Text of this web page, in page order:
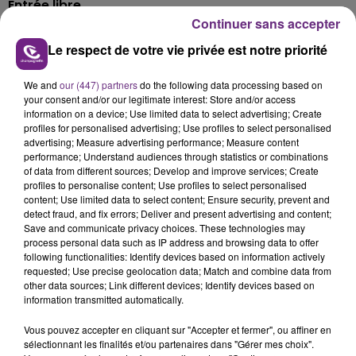
Entrée libre.
1re édition de l’Afro Ardennes Festivalse
déroulera lesamedi 9 mai 2026auparc Pierquin à
Charleville-Mézières
Euro Symphovous donne rendez-vous cesamedi 9
maipour une soirée musicale auThéâtre de
Charleville-Mézièresà20h.
Nouvelle édition duMarché aux fleurs, organisée sur
place Ducale à Charleville-Mézièresde9h à 18h
Fleuristes, pépiniéristes, herboriste et artisan
vannierproposeront un large choix de végétaux et de
créations artisanales.
C’est la fête qui vous attend àAubériveavec de
nombreuses animations et unebrocante toute la
journée.
En parallèle, l’
accrobranche sera toujours en place et
il y aura desbalades à poney, la présence de
Le respect de votre vie privée est notre priorité
We and our (447) partnersdo the following data processing based on
your consent and/or our legitimate interest: Store and/or access
information on a device; Use limited data to select advertising; Create
profiles for personalised advertising; Use profiles to select personalised
advertising; Measure advertising performance; Measure content
performance; Understand audiences through statistics or combinations
of data from different sources; Develop and improve services; Create
profiles to personalise content; Use profiles to select personalised
content; Use limited data to select content; Ensure security, prevent and
detect fraud, and fix errors; Deliver and present advertising and content;
Save and communicate privacy choices. These technologies may
process personal data such as IP address and browsing data to offer
following functionalities: Identify devices based on information actively
requested; Use precise geolocation data; Match and combine data from
other data sources; Link different devices; Identify devices based on
information transmitted automatically.
Vous pouvez accepter en cliquant sur "Accepter et fermer", ou affiner en
sélectionnant les finalités et/ou partenaires dans "Gérer mes choix".
Continuer sans accepter